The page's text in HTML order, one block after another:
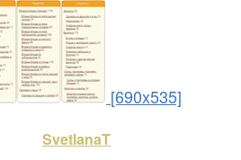
[690x535]
SvetlanaT